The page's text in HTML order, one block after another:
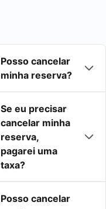
Posso cancelar
minha reserva?
Se eu precisar
cancelar minha
reserva,
pagarei uma
taxa?
Posso cancelar